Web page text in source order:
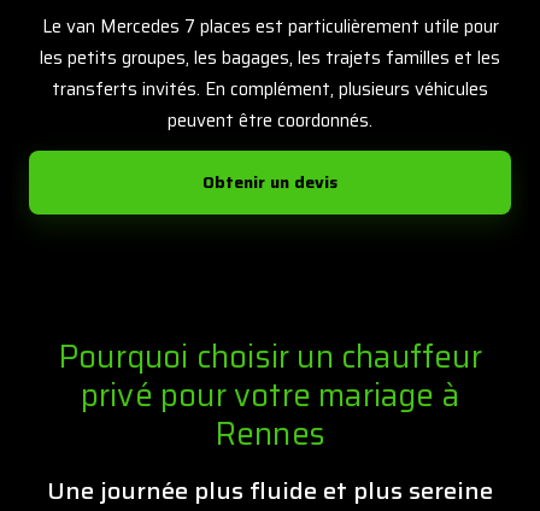
Le van Mercedes 7 places est particulièrement utile pour
les petits groupes, les bagages, les trajets familles et les
transferts invités. En complément, plusieurs véhicules
peuvent être coordonnés.
Obtenir un devis
Pourquoi choisir un chauffeur
privé pour votre mariage à
Rennes
Une journée plus fluide et plus sereine